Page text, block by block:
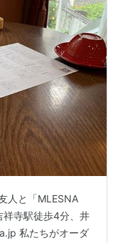
人と「MLESNA
祥寺駅徒歩4分、井
私たちがオーダ